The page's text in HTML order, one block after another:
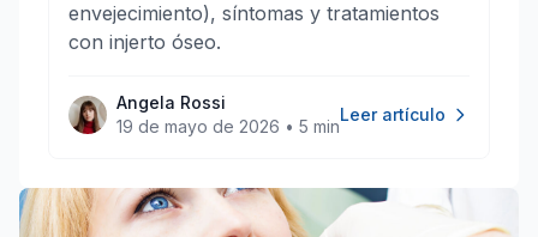
envejecimiento), síntomas y tratamientos
con injerto óseo.
Angela Rossi
19 de mayo de 2026 • 5 min
Leer artículo